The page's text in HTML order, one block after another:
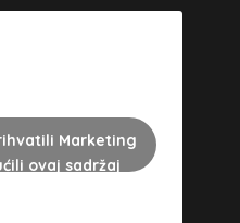
Marketing
ovaj sadržaj